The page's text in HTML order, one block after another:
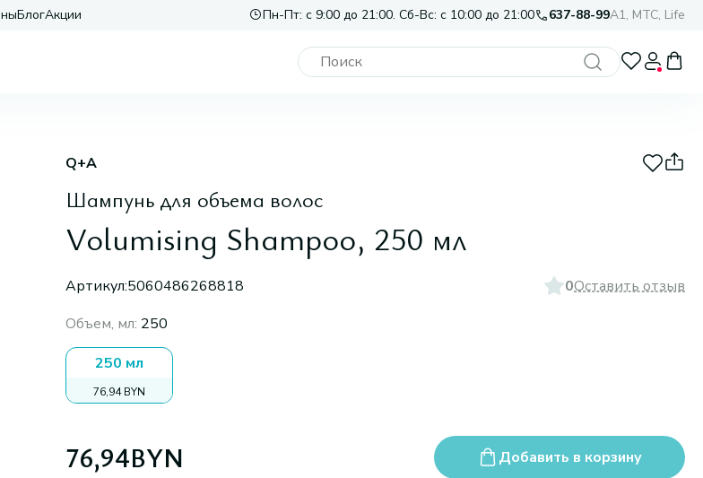
БлогАкции Пн-Пт: с 9:00 до 21:00. Сб-Вс: с 10:00 до 21:00 637-88-99A1, МТС, Life
Q+A
Шампунь для объема волос
Volumising Shampoo, 250 мл
Артикул:5060486268818 0Оставить отзыв
Объем, мл: 250
250 мл
76,94 BYN
76,94BYN Добавить в корзину